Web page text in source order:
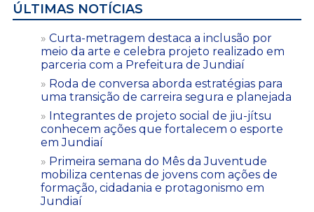
ÚLTIMAS NOTÍCIAS
Curta-metragem destaca a inclusão por
meio da arte e celebra projeto realizado em
parceria com a Prefeitura de Jundiaí
Roda de conversa aborda estratégias para
uma transição de carreira segura e planejada
Integrantes de projeto social de jiu-jítsu
conhecem ações que fortalecem o esporte
em Jundiaí
Primeira semana do Mês da Juventude
mobiliza centenas de jovens com ações de
formação, cidadania e protagonismo em
Jundiaí